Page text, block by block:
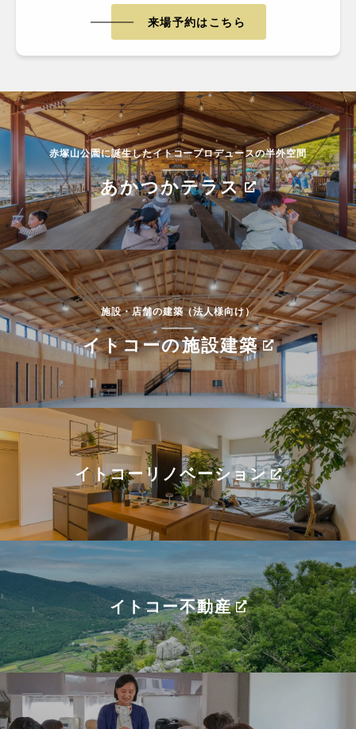
来場予約はこちら
赤塚山公園に誕生したイトコープロデュースの半外空間
あかつかテラス
施設・店舗の建築（法人様向け）
イトコーの施設建築
イトコーリノベーション
イトコー不動産